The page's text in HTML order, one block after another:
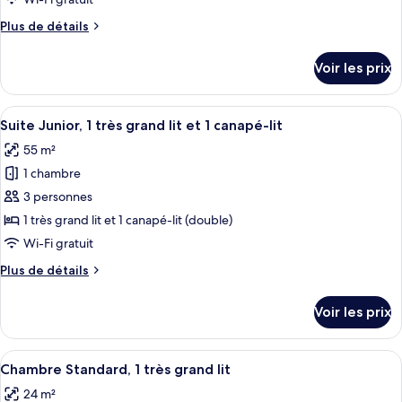
balcon,
vue
chambre :
2
lits
une
place
Plus de détails
Plus
le
type
de
Chambre
Standard,
lits
une
place
Voir les prix
Afficher
toutes
les
photos
pour
ce
type
chambre :
très
grand
Un lit bien fait, avec du linge de lit
7
Suite Junior, 1 très grand lit et 1 canapé-lit
55 m²
1 chambre
3 personnes
1 très grand lit et 1 canapé-lit (double)
Wi-Fi gratuit
Plus de détails
Plus
le
type
de
Suite
Voir les prix
Afficher
toutes
Une chambre d’hôtel moderne
6
Chambre Standard, 1 très grand lit
24 m²